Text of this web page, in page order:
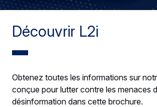
Découvrir L2i
Obtenez toutes les informations sur
conçue pour lutter contre les menaces
désinformation dans cette brochure.